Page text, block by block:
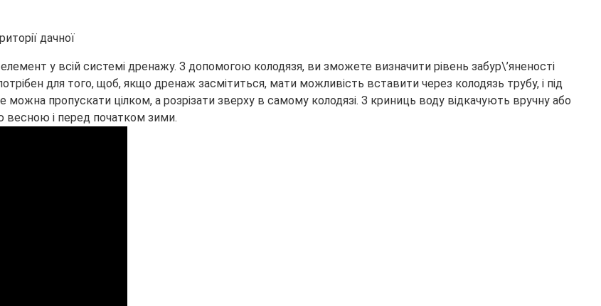
у всій системі дренажу. З допомогою колодязя, ви зможете визначити рівень забур\’яненості
для того, щоб, якщо дренаж засмітиться, мати можливість вставити через колодязь трубу, і під
пропускати цілком, а розрізати зверху в самому колодязі. З криниць воду відкачують вручну або
весною і перед початком зими.